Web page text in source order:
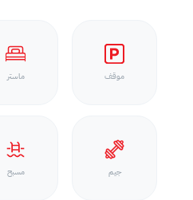
موقف ماستر
جيم مسبح